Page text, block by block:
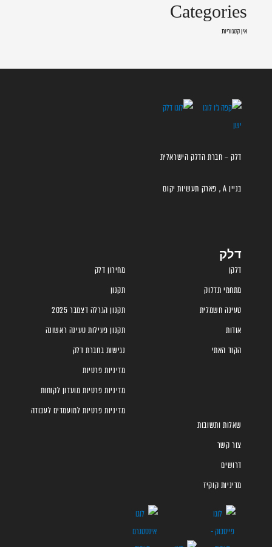
Categories
אין קטגוריות
דלק – חברת הדלק הישראלית
בניין A , פארק תעשיות יקום
דלק
דלקן
מתחמי תדלוק
טעינה חשמלית
אודות
הקוד האתי
מחירון דלק
תקנון
תקנון הגרלה דצמבר 2025
תקנון פעילות טעינה ראשונה
נגישות בחברת דלק
מדיניות פרטיות
מדיניות פרטיות מועדון לקוחות
מדיניות פרטיות למועמדים לעבודה
שאלות ותשובות
צור קשר
דרושים
מדיניות קוקיז